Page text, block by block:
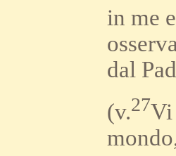
in me
dal
(v.27Vi